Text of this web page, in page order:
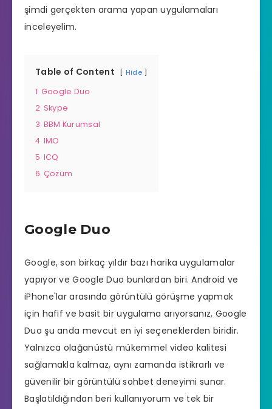
şimdi gerçekten arama yapan uygulamaları
inceleyelim.
Table of Content Hide
1 Google Duo
2 Skype
3 BBM Kurumsal
4 IMO
5 ICQ
6 Çözüm
Google Duo
Google, son birkaç yıldır bazı harika uygulamalar
yapıyor ve Google Duo bunlardan biri. Android ve
iPhone'lar arasında görüntülü görüşme yapmak
için hafif ve basit bir uygulama arıyorsanız, Google
Duo şu anda mevcut en iyi seçeneklerden biridir.
Yalnızca olağanüstü mükemmel video kalitesi
sağlamakla kalmaz, aynı zamanda istikrarlı ve
güvenilir bir görüntülü sohbet deneyimi sunar.
Başlatıldığından beri kullanıyorum ve tek bir